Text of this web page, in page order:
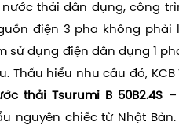
thải dân dụng, công
điện 3 pha không phải
sử dụng điện dân dụng 1
Thấu hiểu nhu cầu đó, KCB
thải Tsurumi B 50B2.4S
nguyên chiếc từ Nhật